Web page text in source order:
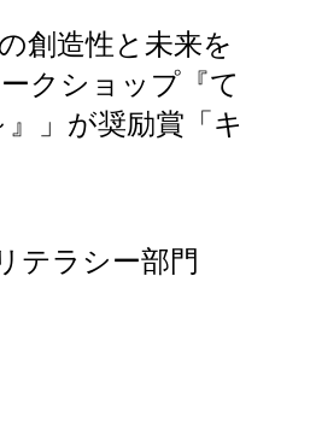
創造性と未来を
クショップ『て
」が奨励賞「キ
テラシー部門